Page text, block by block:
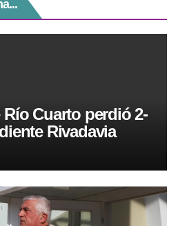
Cuarto perdió 2-
Rivadavia